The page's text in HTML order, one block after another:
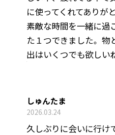
に使ってくれてありがと
素敵な時間を一緒に過
た１つできました。物
出はいくつでも欲しい
しゅんたま
2026.03.24
久しぶりに会いに行け